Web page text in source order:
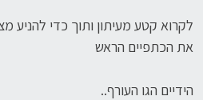
לקרוא קטע מעיתון ותוך כדי להניע
את הכתפיים הראש
הידיים הגו העורף..